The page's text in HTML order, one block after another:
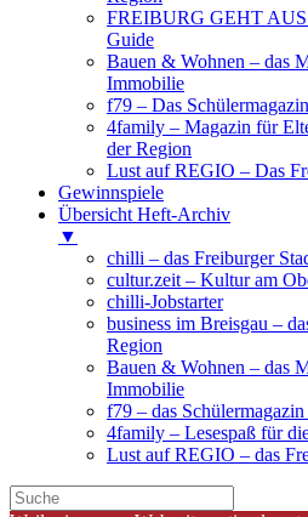
FREIBURG GEHT AUS
Guide
Bauen & Wohnen – das
Immobilie
f79 – Das
4family – Magazin für
der Region
Lust auf REGIO – Das
Gewinnspiele
Übersicht Heft-Archiv
▼
chilli – das Freiburger
cultur.zeit – Kultur am
chilli-Jobstarter
business im Breisgau –
Region
Bauen & Wohnen – das
Immobilie
f79 – das
4family – Lesespaß für
Lust auf REGIO – das